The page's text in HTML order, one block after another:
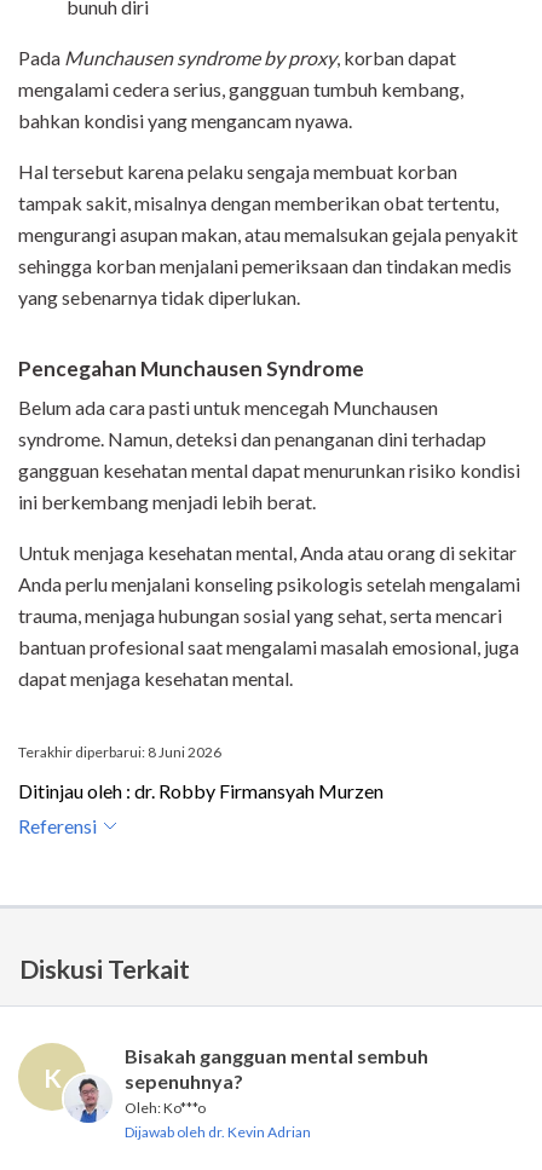
bunuh diri
Pada Munchausen syndrome by proxy, korban dapat
mengalami cedera serius, gangguan tumbuh kembang,
bahkan kondisi yang mengancam nyawa.
Hal tersebut karena pelaku sengaja membuat korban
tampak sakit, misalnya dengan memberikan obat tertentu,
mengurangi asupan makan, atau memalsukan gejala penyakit
sehingga korban menjalani pemeriksaan dan tindakan medis
yang sebenarnya tidak diperlukan.
Pencegahan Munchausen Syndrome
Belum ada cara pasti untuk mencegah Munchausen
syndrome. Namun, deteksi dan penanganan dini terhadap
gangguan kesehatan mental dapat menurunkan risiko kondisi
ini berkembang menjadi lebih berat.
Untuk menjaga kesehatan mental, Anda atau orang di sekitar
Anda perlu menjalani konseling psikologis setelah mengalami
trauma, menjaga hubungan sosial yang sehat, serta mencari
bantuan profesional saat mengalami masalah emosional, juga
dapat menjaga kesehatan mental.
Terakhir diperbarui: 8 Juni 2026